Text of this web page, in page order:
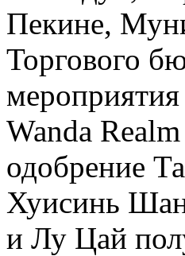
Пекине,
Торгового
Wanda
одобрение
Хуисинь
и Лу Цай